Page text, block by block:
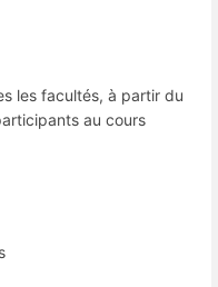
les facultés, à partir du
au cours